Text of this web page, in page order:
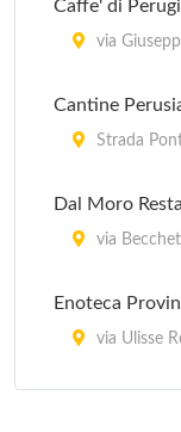
Caffe' di
via
Cantine
Strada
Dal Moro
via
Enoteca
via Ulisse